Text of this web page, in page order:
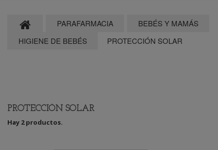
PARAFARMACIA
BEBÉS Y MAMÁS
HIGIENE DE BEBÉS
PROTECCIÓN SOLAR
PROTECCIÓN SOLAR
Hay 2 productos.